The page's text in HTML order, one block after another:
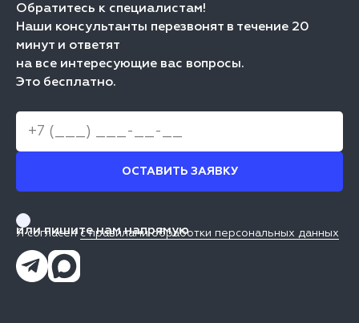
Обратитесь к специалистам!
Наши консультанты перезвонят в течение 20
минут и ответят
на все интересующие вас вопросы.
Это бесплатно.
ОСТАВИТЬ ЗАЯВКУ
Я согласен с правилами обработки персональных данных
или пишите нам напрямую